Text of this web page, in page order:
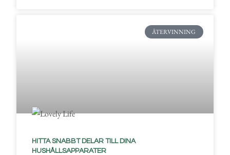
ÅTERVINNING
HITTA SNABBT DELAR TILL DINA
HUSHÅLLSAPPARATER